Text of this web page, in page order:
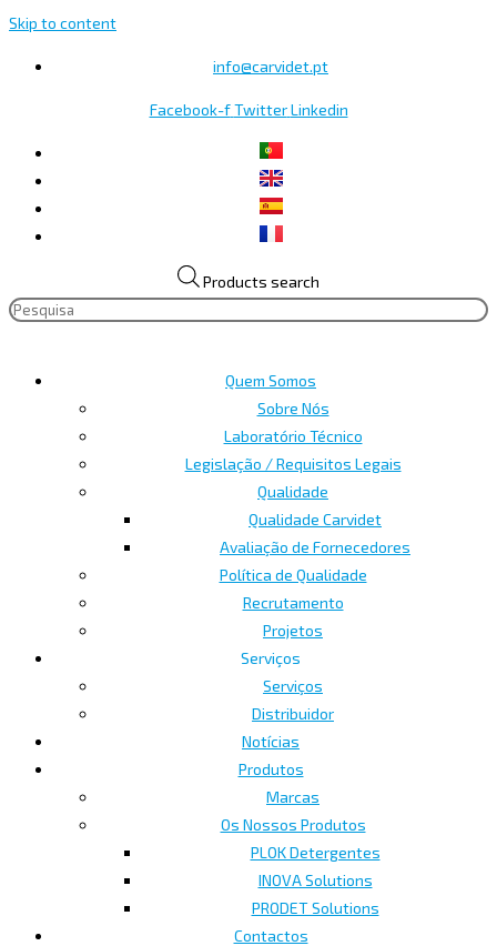
Skip to content
info@carvidet.pt
Facebook-f Twitter Linkedin
Products search
Quem Somos
Sobre Nós
Laboratório Técnico
Legislação / Requisitos Legais
Qualidade
Qualidade Carvidet
Avaliação de Fornecedores
Política de Qualidade
Recrutamento
Projetos
Serviços
Serviços
Distribuidor
Notícias
Produtos
Marcas
Os Nossos Produtos
PLOK Detergentes
INOVA Solutions
PRODET Solutions
Contactos